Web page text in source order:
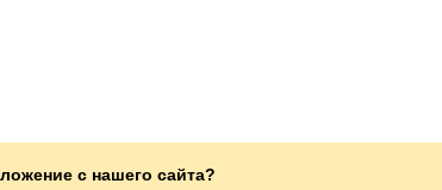
с нашего сайта?